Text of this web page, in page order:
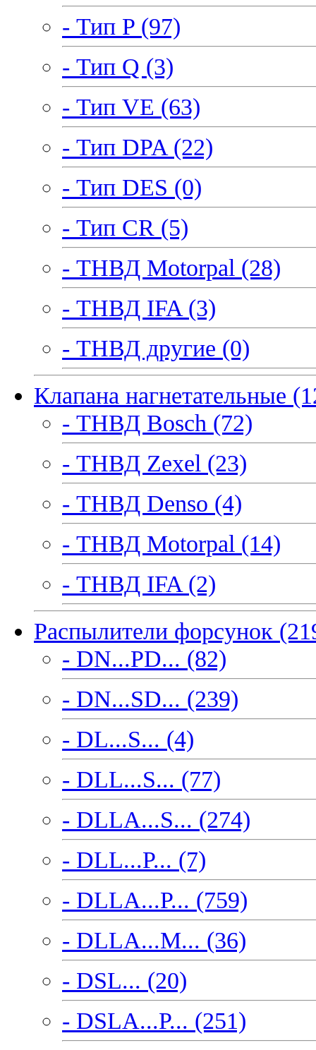
- Тип P (97)
- Тип Q (3)
- Тип VE (63)
- Тип DPA (22)
- Тип DES (0)
- Тип CR (5)
- ТНВД Motorpal (28)
- ТНВД IFA (3)
- ТНВД другие (0)
Клапана нагнетательные
- ТНВД Bosch (72)
- ТНВД Zexel (23)
- ТНВД Denso (4)
- ТНВД Motorpal (14)
- ТНВД IFA (2)
Распылители форсунок
- DN...PD... (82)
- DN...SD... (239)
- DL...S... (4)
- DLL...S... (77)
- DLLA...S... (274)
- DLL...P... (7)
- DLLA...P... (759)
- DLLA...M... (36)
- DSL... (20)
- DSLA...P... (251)